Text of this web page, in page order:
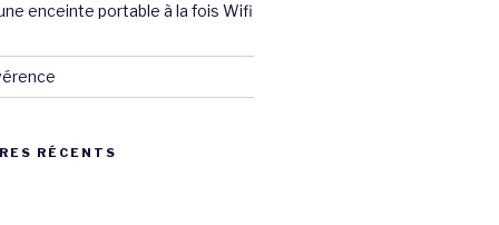
enceinte portable à la fois Wifi
RÉCENTS